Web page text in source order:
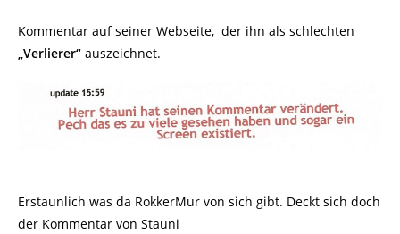
Kommentar auf seiner Webseite, der ihn als schlechten
„Verlierer“ auszeichnet.
Erstaunlich was da RokkerMur von sich gibt. Deckt sich doch
der Kommentar von Stauni